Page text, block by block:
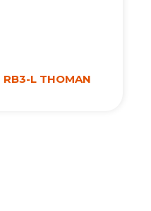
L THOMAN